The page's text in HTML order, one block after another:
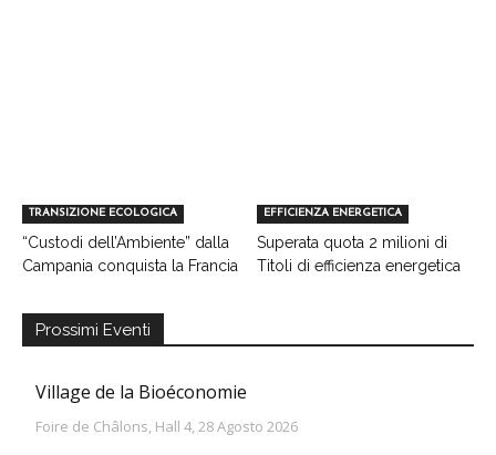
TRANSIZIONE ECOLOGICA
“Custodi dell’Ambiente” dalla
Campania conquista la Francia
EFFICIENZA ENERGETICA
Superata quota 2 milioni di
Titoli di efficienza energetica
Prossimi Eventi
Village de la Bioéconomie
Foire de Châlons, Hall 4, 28 Agosto 2026